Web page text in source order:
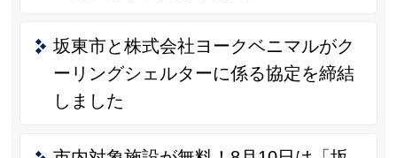
坂東市と株式会社ヨークベニマルがク
ーリングシェルターに係る協定を締結
しました